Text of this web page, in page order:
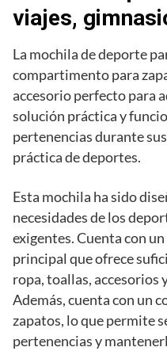
viajes,
La mochila de deporte
compartimento para
accesorio perfecto para
solución práctica y
pertenencias durante
práctica de deportes.
Esta mochila ha sido
necesidades de los
exigentes. Cuenta con
principal que ofrece
ropa, toallas, accesorios
Además, cuenta con un
zapatos, lo que permite
pertenencias y